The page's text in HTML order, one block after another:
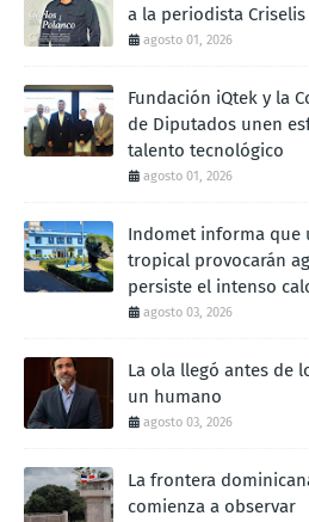
a la periodista
agosto 01, 2026
Fundación iQtek y la
de Diputados unen
talento tecnológico
agosto 01, 2026
Indomet informa que
tropical provocarán
persiste el intenso
agosto 03, 2026
La ola llegó antes de
un humano
agosto 03, 2026
La frontera
comienza a observar